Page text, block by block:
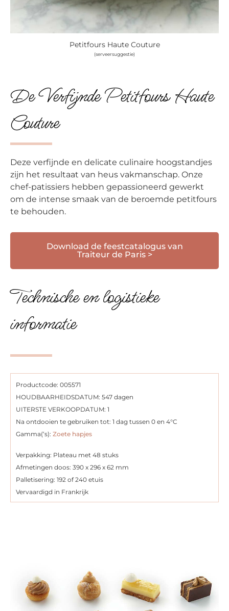
Petitfours Haute Couture
(serveersuggestie)
De Verfijnde Petitfours Haute
Couture
Deze verfijnde en delicate culinaire hoogstandjes
zijn het resultaat van heus vakmanschap. Onze
chef-patissiers hebben gepassioneerd gewerkt
om de intense smaak van de beroemde petitfours
te behouden.
Download de feestcatalogus van
Traiteur de Paris >
Technische en logistieke
informatie
Productcode: 005571
HOUDBAARHEIDSDATUM: 547 dagen
UITERSTE VERKOOPDATUM: 1
Na ontdooien te gebruiken tot: 1 dag tussen 0 en 4°C
Gamma(‘s): Zoete hapjes
Verpakking: Plateau met 48 stuks
Afmetingen doos: 390 x 296 x 62 mm
Palletisering: 192 of 240 etuis
Vervaardigd in Frankrijk